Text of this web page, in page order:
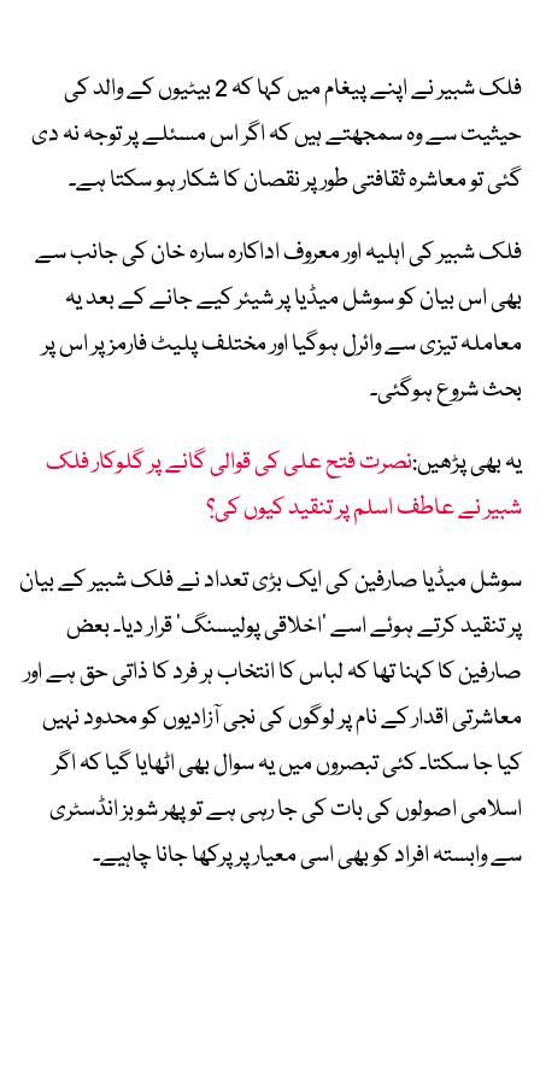
فلک شبیر نے اپنے پیغام میں کہا کہ 2 بیٹیوں کے والد کی
حیثیت سے وہ سمجھتے ہیں کہ اگر اس مسئلے پر توجہ نہ دی
گئی تو معاشرہ ثقافتی طور پر نقصان کا شکار ہو سکتا ہے۔
فلک شبیر کی اہلیہ اور معروف اداکارہ سارہ خان کی جانب سے
بھی اس بیان کو سوشل میڈیا پر شیئر کیے جانے کے بعد یہ
معاملہ تیزی سے وائرل ہوگیا اور مختلف پلیٹ فارمز پر اس پر
بحث شروع ہوگئی۔
یہ بھی پڑھیں:نصرت فتح علی کی قوالی گانے پر گلوکار فلک
شبیر نے عاطف اسلم پر تنقید کیوں کی؟
سوشل میڈیا صارفین کی ایک بڑی تعداد نے فلک شبیر کے بیان
پر تنقید کرتے ہوئے اسے ’اخلاقی پولیسنگ‘ قرار دیا۔ بعض
صارفین کا کہنا تھا کہ لباس کا انتخاب ہر فرد کا ذاتی حق ہے اور
معاشرتی اقدار کے نام پر لوگوں کی نجی آزادیوں کو محدود نہیں
کیا جا سکتا۔ کئی تبصروں میں یہ سوال بھی اٹھایا گیا کہ اگر
اسلامی اصولوں کی بات کی جا رہی ہے تو پھر شوبز انڈسٹری
سے وابستہ افراد کو بھی اسی معیار پر پرکھا جانا چاہیے۔